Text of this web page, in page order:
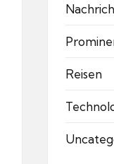
Reisen